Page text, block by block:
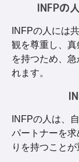
INFPの
INFPの人には
観を尊重し、
を持つため、
れます。
INFPの人は、
パートナーを
りを持つことが